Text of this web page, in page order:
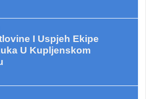
I Uspjeh Ekipe
U Kupljenskom